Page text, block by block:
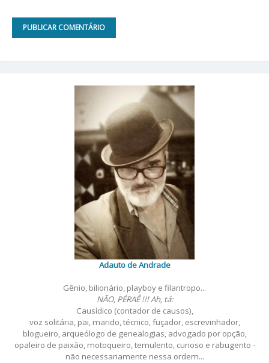
Adauto de Andrade
Gênio, bilionário, playboy e filantropo...
NÃO, PÉRAÊ !!! Ah, tá:
Causídico (contador de causos),
voz solitária, pai, marido, técnico, fuçador, escrevinhador,
blogueiro, arqueólogo de genealogias, advogado por opção,
opaleiro de paixão, motoqueiro, temulento, curioso e rabugento -
não necessariamente nessa ordem...